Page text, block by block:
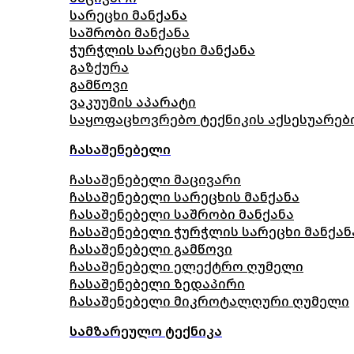
სარეცხი მანქანა
საშრობი მანქანა
ჭურჭლის სარეცხი მანქანა
გაზქურა
გამწოვი
ვაკუუმის აპარატი
საყოფაცხოვრებო ტექნიკის
ჩასაშენებელი
ჩასაშენებელი მაცივარი
ჩასაშენებელი სარეცხის მანქანა
ჩასაშენებელი საშრობი მანქანა
ჩასაშენებელი ჭურჭლის სარეცხი
ჩასაშენებელი გამწოვი
ჩასაშენებელი ელექტრო ღუმელი
ჩასაშენებელი ზედაპირი
ჩასაშენებელი მიკროტალღური ღუმელი
სამზარეულო ტექნიკა